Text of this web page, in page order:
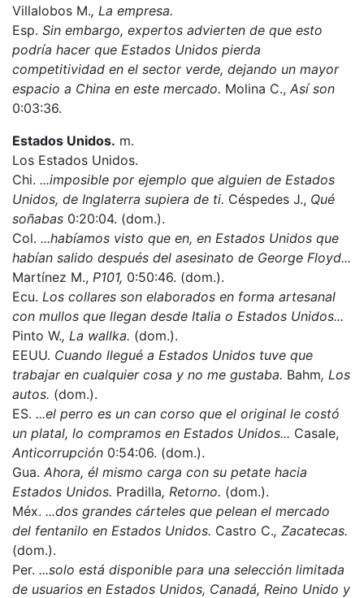
Villalobos M., La empresa.
Esp. Sin embargo, expertos advierten de que esto
podría hacer que Estados Unidos pierda
competitividad en el sector verde, dejando un mayor
espacio a China en este mercado. Molina C., Así son
0:03:36.
Estados Unidos. m.
Los Estados Unidos.
Chi. ...imposible por ejemplo que alguien de Estados
Unidos, de Inglaterra supiera de ti. Céspedes J., Qué
soñabas 0:20:04. (dom.).
Col. ...habíamos visto que en, en Estados Unidos que
habían salido después del asesinato de George Floyd...
Martínez M., P101, 0:50:46. (dom.).
Ecu. Los collares son elaborados en forma artesanal
con mullos que llegan desde Italia o Estados Unidos...
Pinto W., La wallka. (dom.).
EEUU. Cuando llegué a Estados Unidos tuve que
trabajar en cualquier cosa y no me gustaba. Bahm, Los
autos. (dom.).
ES. ...el perro es un can corso que el original le costó
un platal, lo compramos en Estados Unidos... Casale,
Anticorrupción 0:54:06. (dom.).
Gua. Ahora, él mismo carga con su petate hacia
Estados Unidos. Pradilla, Retorno. (dom.).
Méx. ...dos grandes cárteles que pelean el mercado
del fentanilo en Estados Unidos. Castro C., Zacatecas.
(dom.).
Per. ...solo está disponible para una selección limitada
de usuarios en Estados Unidos, Canadá, Reino Unido y